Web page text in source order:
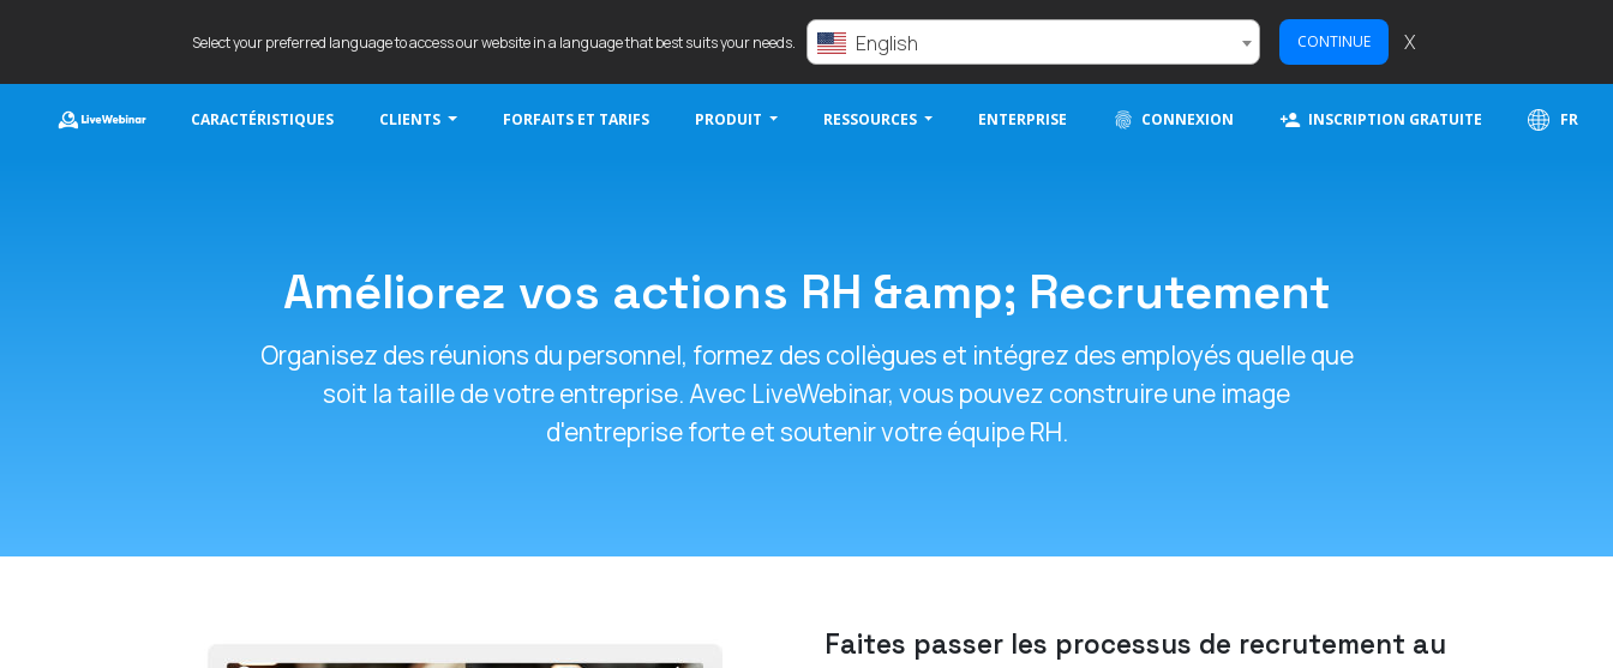
Select your preferred language to access our website in a language that best suits your needs. English CONTINUE X
CARACTÉRISTIQUES CLIENTS FORFAITS ET TARIFS PRODUIT RESSOURCES ENTERPRISE CONNEXION INSCRIPTION GRATUITE FR
Améliorez vos actions RH &amp; Recrutement
Organisez des réunions du personnel, formez des collègues et intégrez des employés quelle que
soit la taille de votre entreprise. Avec LiveWebinar, vous pouvez construire une image
d'entreprise forte et soutenir votre équipe RH.
Faites passer les processus de recrutement au